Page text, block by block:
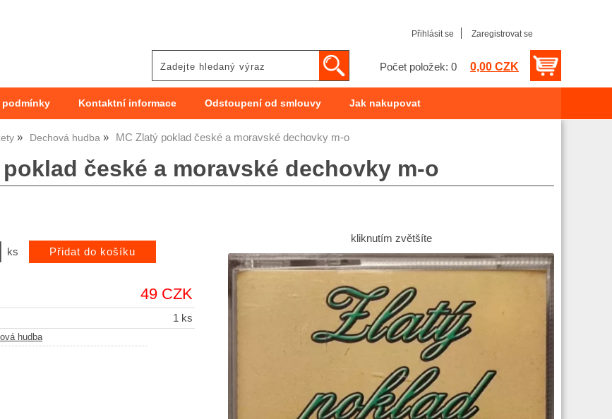
Přihlásit se Zaregistrovat se
Počet položek: 0 0,00 CZK
Kontaktní informace Odstoupení od smlouvy Jak nakupovat
Dechová hudba MC Zlatý poklad české a moravské dechovky m-o
poklad české a moravské dechovky m-o
kliknutím zvětšíte
ks
49 CZK
1 ks
hudba